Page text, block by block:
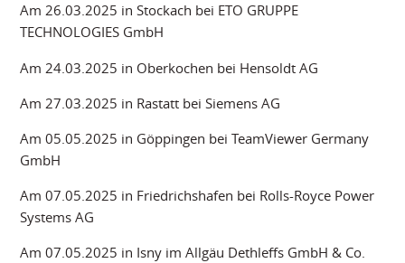
Am 26.03.2025 in Stockach bei ETO GRUPPE
TECHNOLOGIES GmbH
Am 24.03.2025 in Oberkochen bei Hensoldt AG
Am 27.03.2025 in Rastatt bei Siemens AG
Am 05.05.2025 in Göppingen bei TeamViewer Germany
GmbH
Am 07.05.2025 in Friedrichshafen bei Rolls-Royce Power
Systems AG
Am 07.05.2025 in Isny im Allgäu Dethleffs GmbH & Co.